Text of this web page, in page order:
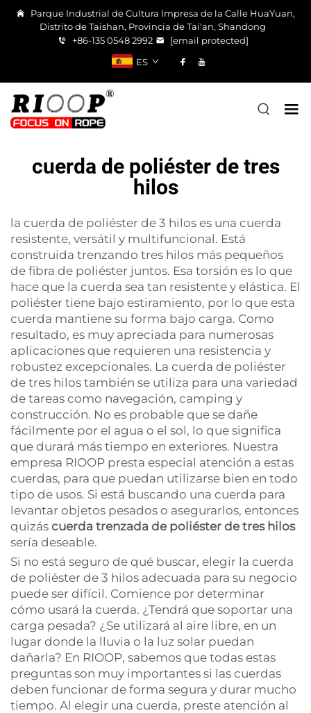
Parque Industrial de Cultura Impresa de la Calle HuaYuan,
Distrito de Taishan, Provincia de Tai'an, Shandong
+86-135 0548 2992
[email protected]
ES
cuerda de poliéster de tres
hilos
la cuerda de poliéster de 3 hilos es una cuerda
resistente, versátil y multifuncional. Está
construida trenzando tres hilos más pequeños
de fibra de poliéster juntos. Esa torsión es lo que
hace que la cuerda sea tan resistente y elástica. El
poliéster tiene bajo estiramiento, por lo que esta
cuerda mantiene su forma bajo carga. Como
resultado, es muy apreciada para numerosas
aplicaciones que requieren una resistencia y
robustez excepcionales. La cuerda de poliéster
de tres hilos también se utiliza para una variedad
de tareas como navegación, camping y
construcción. No es probable que se dañe
fácilmente por el agua o el sol, lo que significa
que durará más tiempo en exteriores. Nuestra
empresa RIOOP presta especial atención a estas
cuerdas, para que puedan utilizarse bien en todo
tipo de usos. Si está buscando una cuerda para
levantar objetos pesados o asegurarlos, entonces
quizás cuerda trenzada de poliéster de tres hilos
sería deseable.
Si no está seguro de qué buscar, elegir la cuerda
de poliéster de 3 hilos adecuada para su negocio
puede ser difícil. Comience por determinar
cómo usará la cuerda. ¿Tendrá que soportar una
carga pesada? ¿Se utilizará al aire libre, en un
lugar donde la lluvia o la luz solar puedan
dañarla? En RIOOP, sabemos que todas estas
preguntas son muy importantes si las cuerdas
deben funcionar de forma segura y durar mucho
tiempo. Al elegir una cuerda, preste atención al